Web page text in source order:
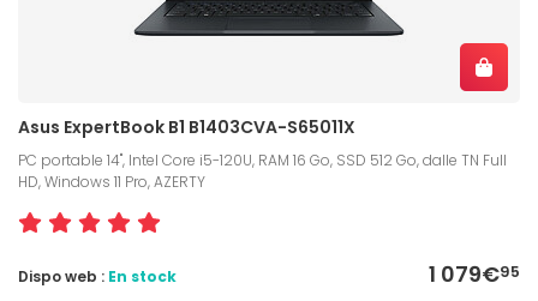
Asus ExpertBook B1 B1403CVA-S65011X
PC portable 14", Intel Core i5-120U, RAM 16 Go, SSD 512 Go, dalle TN Full
HD, Windows 11 Pro, AZERTY
1 079€95
Dispo web : En stock